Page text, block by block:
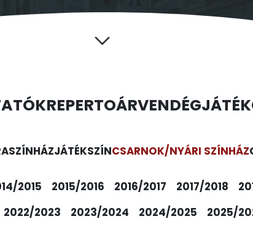
REPERTOÁR
JÁTÉKSZÍNCSARNOK/NYÁRI SZÍNHÁZ
2015 2015/2016 2016/2017 2017/2018
2022/2023 2023/2024 2024/2025 2025/